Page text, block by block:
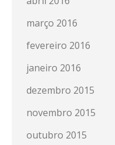
março 2016
fevereiro 2016
janeiro 2016
dezembro 2015
novembro 2015
outubro 2015